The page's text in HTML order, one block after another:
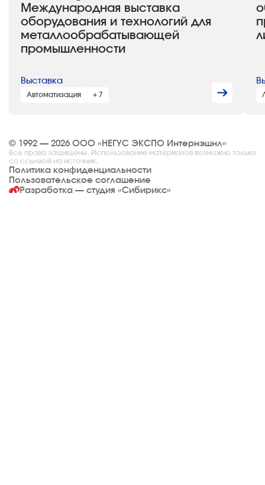
Международная выставка
оборудования и технологий для
металлообрабатывающей
промышленности
Выставка
Автоматизация + 7
© 1992 — 2026 ООО «НЕГУС ЭКСПО Интернэшнл»
Все права защищены. Использование материалов возможно только
со ссылкой на источник.
Политика конфиденциальности
Пользовательское соглашение
Разработка — студия «Сибирикс»